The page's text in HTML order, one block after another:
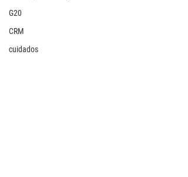
G20
CRM
cuidados